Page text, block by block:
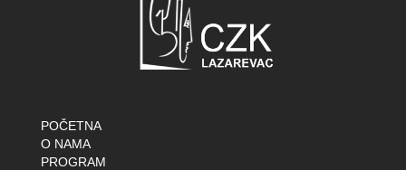
POČETNA
O NAMA
PROGRAM